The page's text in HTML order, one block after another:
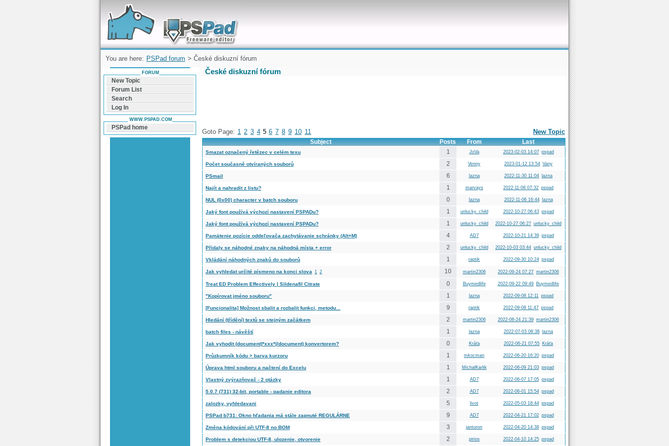
Forum can help you solve problems and quickly
find a solution with PSPad for Microsoft
Windows
You are here: PSPad forum > České diskuzní fórum
České diskuzní fórum
New Topic
Goto Page: 1 2 3 4 5 6 7 8 9 10 11
Subject Posts From Last
Smazat označený řetězec v celém texu 1 JoVa 2023-02-03 14:07 pspad
Počet současně otvíraných souborů 2 Venny 2023-01-12 13:54 Vany
PSmail 6 lazna 2022-11-30 11:04 lazna
Najít a nahradit z listu? 1 marvays 2022-11-08 07:32 pspad
NUL (0x00) character v batch souboru 0 lazna 2022-11-06 16:44 lazna
Jaký font používá výchozí nastavení PSPADu? 1 unlucky_child 2022-10-27 06:43 pspad
Jaký font používá výchozí nastavení PSPADu? 1 unlucky_child 2022-10-27 06:27 unlucky_child
Pamätenie pozície oddeľovača zachytávanie schránky (Alt+M) 4 AD7 2022-10-21 14:39 pspad
Přidaly se náhodné znaky na náhodná místa + error 2 unlucky_child 2022-10-03 03:44 unlucky_child
Vkládání náhodných znaků do souborů 1 raptik 2022-09-30 10:24 pspad
Jak vyhledat určité písmeno na konci slova 1 2 10 martin2306 2022-09-24 07:27 martin2306
Treat ED Problem Effectively | Sildenafil Citrate 0 Buymedlife 2022-09-22 09:49 Buymedlife
"Kopírovat jméno souboru" 1 lazna 2022-09-08 12:11 pspad
[Funcionalita] Možnost sbalit a rozbalit funkci, metodu... 9 raptik 2022-09-08 11:47 pspad
Hledání (třídění) textů se stejným začátkem 2 martin2306 2022-08-24 21:39 martin2306
batch files - návěští 1 lazna 2022-07-03 08:38 lazna
Jak vyhodit (document)*xxx*(/document) konvertorem? 0 Kráťa 2022-06-21 07:55 Kráťa
Průzkumník kódu > barva kurzoru 1 mkocman 2022-06-20 16:20 pspad
Úprava html souboru a načtení do Excelu 1 MichalKarlik 2022-06-09 21:03 pspad
Vlastný zvýrazňovač - 2 otázky 1 AD7 2022-06-07 17:05 pspad
5.0.7 (731) 32-bit, portable - padanie editora 2 AD7 2022-06-01 15:54 pspad
zalozky, vyhledavani 5 livot 2022-05-03 18:44 pspad
PSPad b731: Okno hľadania má stále zapnuté REGULÁRNE 9 AD7 2022-04-21 17:02 pspad
Změna kódování při UTF-8 no BOM 3 janturon 2022-04-20 14:38 pspad
Problem s detekciou UTF-8, ulozenie, otvorenie 2 pirios 2022-04-10 14:25 pspad
FORUM
New Topic
Forum List
Search
Log In
WWW.PSPAD.COM
PSPad home